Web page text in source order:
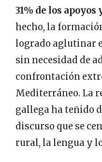
31% de los apoyos
hecho, la
logrado aglutinar
sin necesidad de
confrontación
Mediterráneo. La
gallega ha teñido
discurso que se
rural, la lengua y